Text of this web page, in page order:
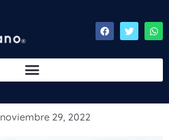
noviembre 29, 2022